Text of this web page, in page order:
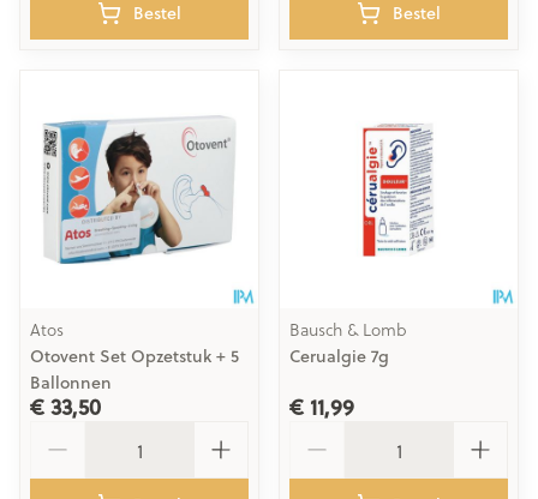
Bestel Bestel
Atos
Otovent Set Opzetstuk + 5
Ballonnen
€ 33,50
Bausch & Lomb
Cerualgie 7g
€ 11,99